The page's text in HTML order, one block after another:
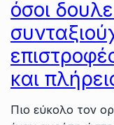
όσοι
και
Πιο εύκολο τον